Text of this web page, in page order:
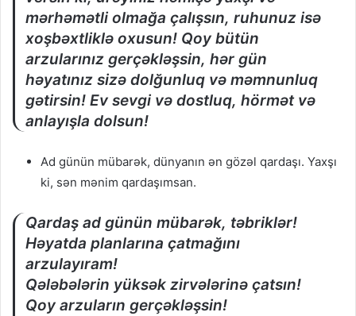
mərhəmətli olmağa çalışsın, ruhunuz isə
xoşbəxtliklə oxusun! Qoy bütün
arzularınız gerçəkləşsin, hər gün
həyatınız sizə dolğunluq və məmnunluq
gətirsin! Ev sevgi və dostluq, hörmət və
anlayışla dolsun!
Ad günün mübarək, dünyanın ən gözəl qardaşı. Yaxşı
ki, sən mənim qardaşımsan.
Qardaş ad günün mübarək, təbriklər!
Həyatda planlarına çatmağını
arzulayıram!
Qələbələrin yüksək zirvələrinə çatsın!
Qoy arzuların gerçəkləşsin!